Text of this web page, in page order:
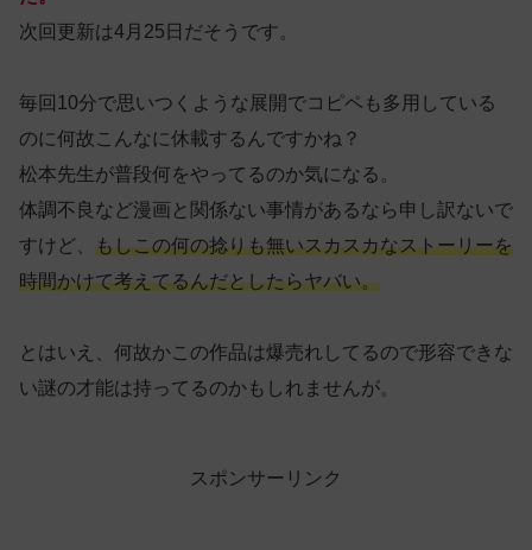
次回更新は4月25日だそうです。
毎回10分で思いつくような展開でコピペも多用している
のに何故こんなに休載するんですかね？
松本先生が普段何をやってるのか気になる。
体調不良など漫画と関係ない事情があるなら申し訳ないで
すけど、 もしこの何の捻りも無いスカスカなストーリーを
時間かけて考えてるんだとしたらヤバい。
とはいえ、何故かこの作品は爆売れしてるので形容できな
い謎の才能は持ってるのかもしれませんが。
スポンサーリンク